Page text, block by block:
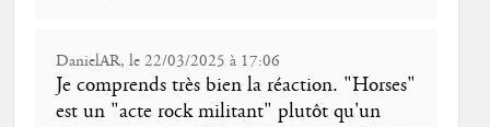
DanielAR, le 22/03/2025 à 17:06
Je comprends très bien la réaction. "Horses"
est un "acte rock militant" plutôt qu'un